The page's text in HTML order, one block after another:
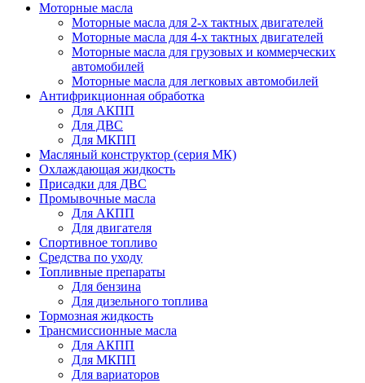
Моторные масла
Моторные масла для 2-х тактных двигателей
Моторные масла для 4-х тактных двигателей
Моторные масла для грузовых и коммерческих
автомобилей
Моторные масла для легковых автомобилей
Антифрикционная обработка
Для АКПП
Для ДВС
Для МКПП
Масляный конструктор (серия МК)
Охлаждающая жидкость
Присадки для ДВС
Промывочные масла
Для АКПП
Для двигателя
Спортивное топливо
Средства по уходу
Топливные препараты
Для бензина
Для дизельного топлива
Тормозная жидкость
Трансмиссионные масла
Для АКПП
Для МКПП
Для вариаторов